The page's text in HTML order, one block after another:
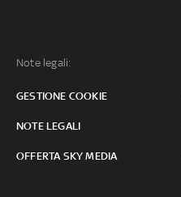
Note legali:
GESTIONE COOKIE
NOTE LEGALI
OFFERTA SKY MEDIA